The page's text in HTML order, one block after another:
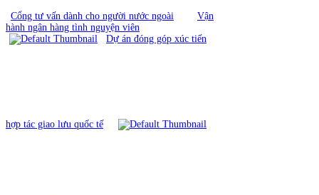
Cổng tư vấn dành cho người nước ngoài
Vận
hành ngân hàng tình nguyện viên
Dự án đóng góp xúc tiến
hợp tác giao lưu quốc tế